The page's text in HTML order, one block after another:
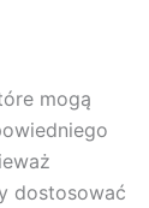
mogą
dostosować